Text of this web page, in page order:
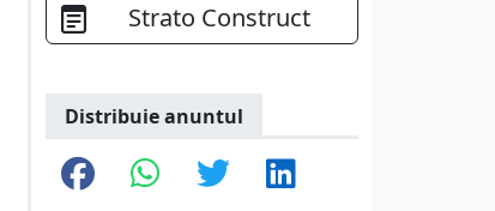
Strato Construct
Distribuie anuntul